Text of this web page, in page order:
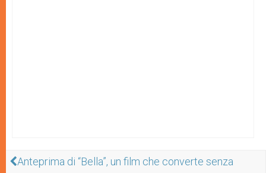
Anteprima di “Bella”, un film che converte senza